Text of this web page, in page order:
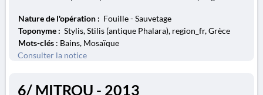
Nature de l'opération : Fouille - Sauvetage
Toponyme : Stylis, Stilis (antique Phalara), region_fr, Grèce
Mots-clés : Bains, Mosaïque
Consulter la notice
6/ MITROU - 2013